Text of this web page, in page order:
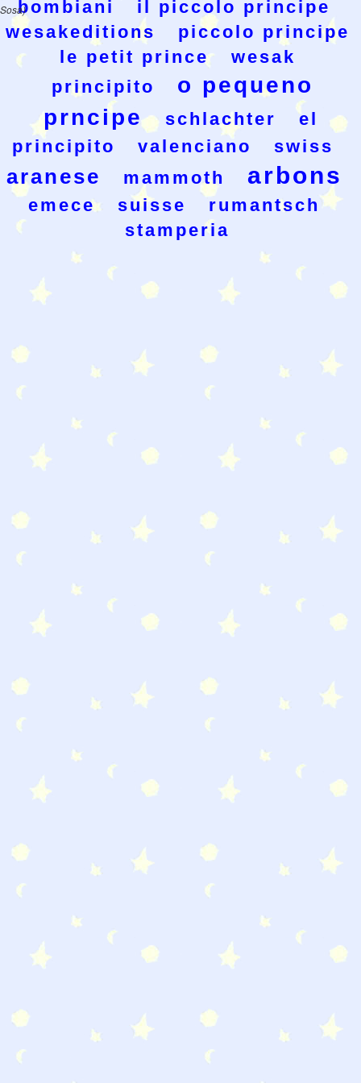
bombiani
il piccolo principe
wesakeditions
piccolo principe
le petit prince
wesak
principito
o pequeno
prncipe
schlachter
el
principito
valenciano swiss
aranese mammoth arbons
emece suisse
rumantsch
stamperia
Sosa)